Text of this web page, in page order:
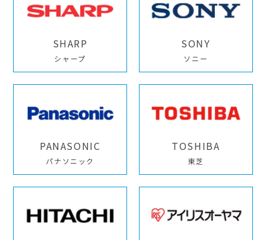
SHARP
シャープ
SONY
ソニー
PANASONIC
パナソニック
TOSHIBA
東芝